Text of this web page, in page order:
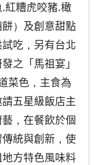
紅糟虎咬豬.橄
）及創意甜點
吃，另有台北
之「馬祖宴」
菜色，主食為
五星級飯店主
，在餐飲於個
統與創新，使
方特色風味料